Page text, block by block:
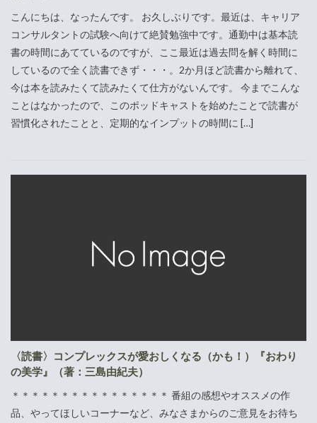
こんにちは、なったんです。 お久しぶりです。最近は、キャリア
コンサルタントの試験へ向けて絶賛勉強中です。通勤中は基本読
書の時間にあてているのですが、ここ最近は過去問を解く時間に
しているので全く読書できず・・・。2か月ほど読書から離れて、
今は本を読みたくて読みたくて仕方がないんです。 今までこんな
ことはなかったので、このポッドキャストを始めたことで読書が
習慣化されたことと、定期的なインプットの時間に […]
〈読書〉コンプレックスが愛おしくなる（かも！）『おわり
の美学』（著：三島由紀夫）
＊＊＊＊＊＊＊＊＊＊＊＊＊＊＊＊ 番組の感想やオススメの作
品、やってほしいコーナーなど、みなさまからのご意見をお待ち